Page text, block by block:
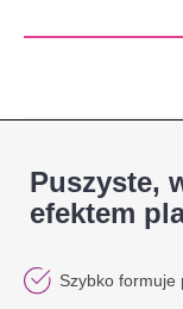
Puszyste,
efektem
Szybko formuje